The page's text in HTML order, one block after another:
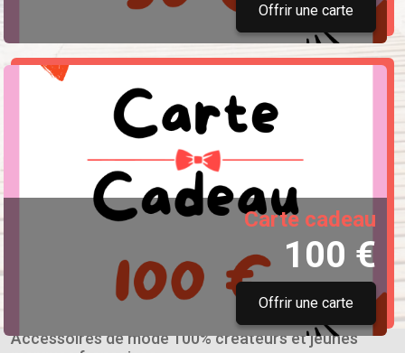
Offrir une carte
Carte cadeau
100 €
Offrir une carte
Accessoires de mode 100% créateurs et jeunes